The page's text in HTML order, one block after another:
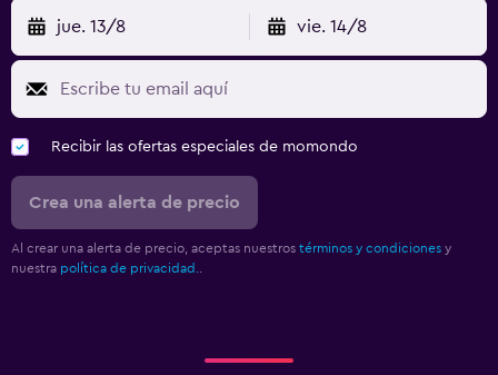
jue. 13/8 vie. 14/8
Recibir las ofertas especiales de momondo
Crea una alerta de precio
Al crear una alerta de precio, aceptas nuestros términos y condiciones y
nuestra política de privacidad.